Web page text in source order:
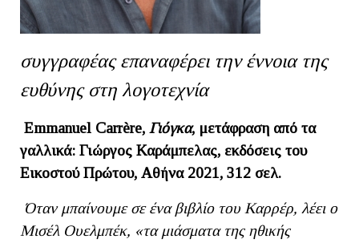
συγγραφέας επαναφέρει την έννοια της
ευθύνης στη λογοτεχνία
Emmanuel Carrère, Γιόγκα, μετάφραση από τα
γαλλικά: Γιώργος Καράμπελας, εκδόσεις του
Εικοστού Πρώτου, Αθήνα 2021, 312 σελ.
Όταν μπαίνουμε σε ένα βιβλίο του Καρρέρ, λέει ο
Μισέλ Ουελμπέκ, «τα μιάσματα της ηθικής